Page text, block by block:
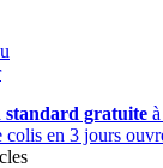
standard gratuite
colis en 3 jours